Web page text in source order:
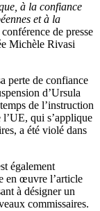
à la confiance
et à la
de presse
Michèle Rivasi
perte de confiance
d’Ursula
de l’instruction
qui s’applique
a été violé dans
également
en œuvre l’article
à désigner un
commissaires.